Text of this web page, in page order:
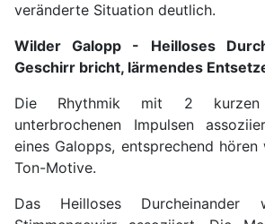
veränderte Situation deutlich.
Wilder Galopp - Heilloses
Geschirr bricht, lärmendes
Die Rhythmik mit 2 kurzen
unterbrochenen Impulsen
eines Galopps, entsprechend
Ton-Motive.
Das Heilloses